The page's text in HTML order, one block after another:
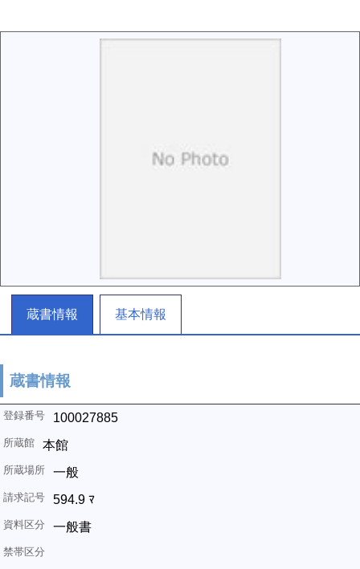
蔵書情報 基本情報
蔵書情報
100027885
本館
一般
594.9 ﾏ
一般書